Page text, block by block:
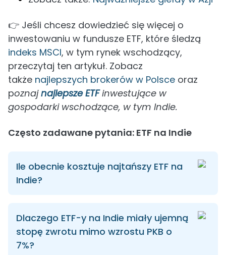
👉 Jeśli chcesz dowiedzieć się więcej o
inwestowaniu w fundusze ETF, które śledzą
indeks MSCI, w tym rynek wschodzący,
przeczytaj ten artykuł. Zobacz
także najlepszych brokerów w Polsce oraz
poznajnajlepsze ETFinwestujące w
gospodarki wschodzące, w tym Indie.
Często zadawane pytania: ETF na Indie
Ile obecnie kosztuje najtańszy ETF na
Indie?
Dlaczego ETF-y na Indie miały ujemną
stopę zwrotu mimo wzrostu PKB o
7%?